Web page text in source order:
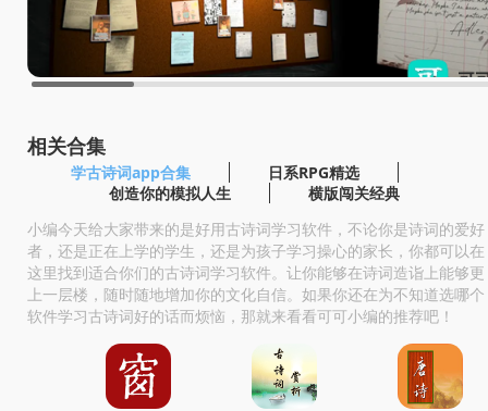
相关合集
学古诗词app合集
日系RPG精选
创造你的模拟人生
横版闯关经典
小编今天给大家带来的是好用古诗词学习软件，不论你是诗词的爱好
者，还是正在上学的学生，还是为孩子学习操心的家长，你都可以在
这里找到适合你们的古诗词学习软件。让你能够在诗词造诣上能够更
上一层楼，随时随地增加你的文化自信。如果你还在为不知道选哪个
软件学习古诗词好的话而烦恼，那就来看看可可小编的推荐吧！